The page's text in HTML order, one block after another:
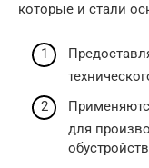
которые и стали
для